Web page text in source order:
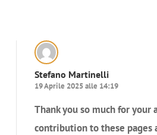
Stefano Martinelli
19 Aprile 2025 alle 14:19
Thank you so much for your
contribution to these pages